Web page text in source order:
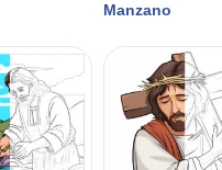
Manzano